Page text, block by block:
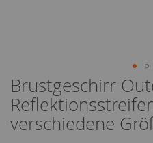
Brustgeschirr
verschiedene
Zum
Anfang
der
Bildergalerie